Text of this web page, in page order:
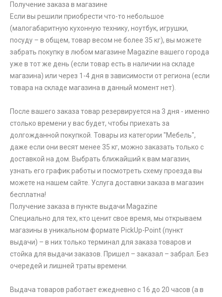
Получение заказа в магазине
Если вы решили приобрести что-то небольшое
(малогабаритную кухонную технику, ноутбук, игрушки,
посуду – в общем, товар весом не более 35 кг), вы можете
забрать покупку в любом магазине Magazine вашего города
уже в тот же день (если товар есть в наличии на складе
магазина) или через 1-4 дня в зависимости от региона (если
товара на складе магазина в данный момент нет).
После вашего заказа товар резервируется на 3 дня - именно
столько времени у вас будет, чтобы приехать за
долгожданной покупкой. Товары из категории "Мебель",
даже если они весят менее 35 кг, можно заказать только с
доставкой на дом. Выбрать ближайший к вам магазин,
узнать его график работы и посмотреть схему проезда вы
можете на нашем сайте. Услуга доставки заказа в магазин
бесплатна!
Получение заказа в пункте выдачи Magazine
Специально для тех, кто ценит свое время, мы открываем
магазины в уникальном формате PickUp-Point (пункт
выдачи) – в них только терминал для заказа товаров и
стойка для выдачи заказов. Пришел – заказал – забрал. Без
очередей и лишней траты времени.
Выдача товаров работает ежедневно с 16 до 20 часов (а в